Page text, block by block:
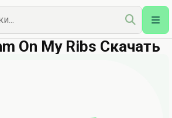
On My Ribs Скачать